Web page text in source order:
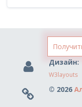
Дизайн:
W3layouts
© 2026